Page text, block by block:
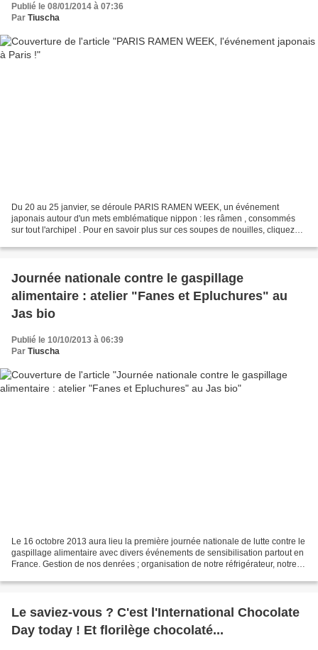
Publié le 08/01/2014 à 07:36
Par Tiuscha
Du 20 au 25 janvier, se déroule PARIS RAMEN WEEK, un événement
japonais autour d'un mets emblématique nippon : les râmen , consommés
sur tout l'archipel . Pour en savoir plus sur ces soupes de nouilles, cliquez
Journée nationale contre le gaspillage
alimentaire : atelier "Fanes et Epluchures" au
Jas bio
Publié le 10/10/2013 à 06:39
Par Tiuscha
Le 16 octobre 2013 aura lieu la première journée nationale de lutte contre le
gaspillage alimentaire avec divers événements de sensibilisation partout en
France. Gestion de nos denrées ; organisation de notre réfrigérateur, notre
Le saviez-vous ? C'est l'International Chocolate
Day today ! Et florilège chocolaté...